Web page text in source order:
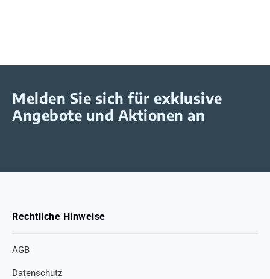
Melden Sie sich für exklusive
Angebote und Aktionen an
Rechtliche Hinweise
AGB
Datenschutz